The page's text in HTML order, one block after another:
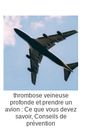
thrombose veineuse
profonde et prendre un
avion : Ce que vous devez
savoir, Conseils de
prévention